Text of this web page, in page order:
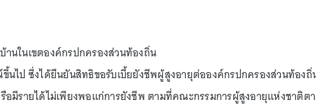
านในเขตองค์กรปกครองส่วนท้องถิ่น
นไป ซึ่งได้ยืนยันสิทธิขอรับเบี้ยยังชีพผู้สูงอายุต่อองค์กรปกครองส่วนท้องถิ่
อมีรายได้ไม่เพียงพอแก่การยังชีพ ตามที่คณะกรรมการผู้สูงอายุแห่งชาติต